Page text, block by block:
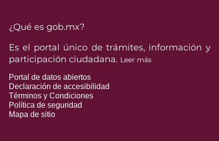
¿Qué es gob.mx?
Es el portal único de trámites, información y
participación ciudadana. Leer más
Portal de datos abiertos
Declaración de accesibilidad
Términos y Condiciones
Política de seguridad
Mapa de sitio